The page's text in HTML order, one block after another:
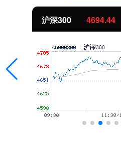
沪深300 4694.44